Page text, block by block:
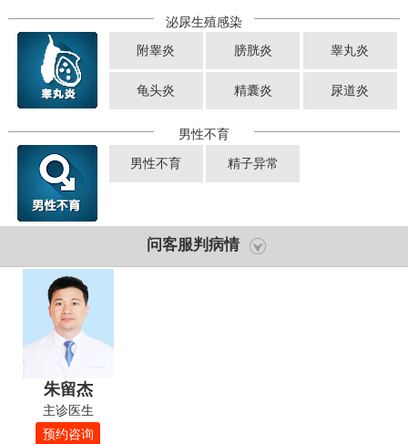
泌尿生殖感染
附睾炎 膀胱炎 睾丸炎
龟头炎 精囊炎 尿道炎
男性不育
男性不育 精子异常
问客服判病情
朱留杰
主诊医生
预约咨询